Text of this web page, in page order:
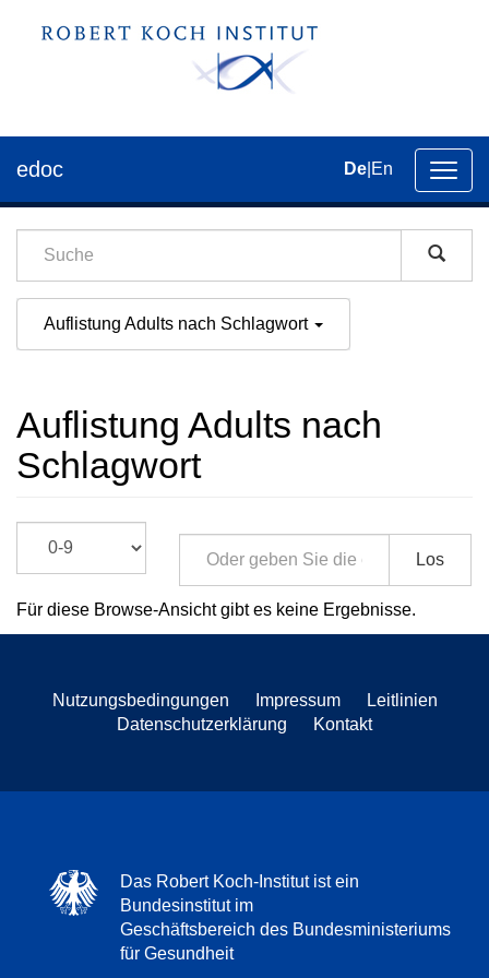
der
edoc De En
Auflistung Adults nach Schlagwort
Auflistung Adults nach
Schlagwort
Los
Für diese Browse-Ansicht gibt es keine Ergebnisse.
Nutzungsbedingungen Impressum
Leitlinien
Datenschutzerklärung
Kontakt
Das Robert Koch-Institut ist ein
Bundesinstitut im
Geschäftsbereich des Bundesministeriums
für Gesundheit